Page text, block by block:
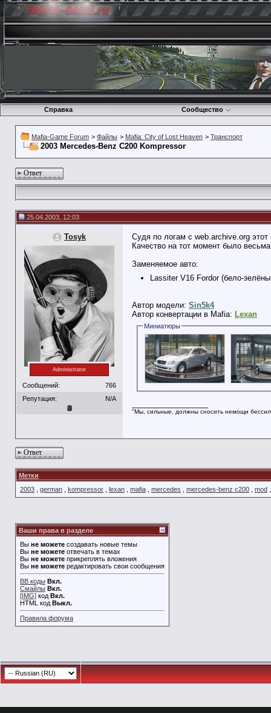
Справка Сообщество
Mafia-Game Forum > Файлы > Mafia: City of Lost Heaven > Транспорт
2003 Mercedes-Benz C200 Kompressor
Ответ
25.04.2003, 12:03
Tosyk
Administrator
Сообщений:
766
Репутация:
N/A
Судя по логам с web.archive.org
Качество на тот момент было
Заменяемое авто:
Lassiter V16 Fordor (бело-
Автор модели: Sin5k4
Автор конвертации в Mafia: Lexan
Миниатюры
"Мы, сильные, должны сносить немощи
Ответ
Метки
2003
german kompressor lexan mafia mercedes mercedes-benz c200 mod
Ваши права в разделе
Вы не можете создавать новые темы
Вы не можете отвечать в темах
Вы не можете прикреплять вложения
Вы не можете редактировать свои сообщения
BB коды Вкл.
Смайлы Вкл.
[IMG] код Вкл.
HTML код Выкл.
Правила форума